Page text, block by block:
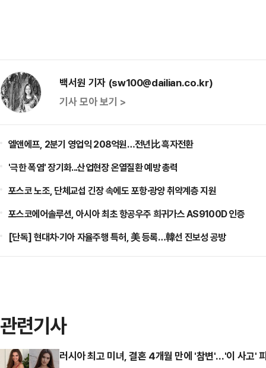
백서원 기자 (sw100@dailian.co.kr)
기사 모아 보기 >
엘앤에프, 2분기 영업익 208억원…전년比 흑자전환
'극한 폭염' 장기화...산업현장 온열질환 예방 총력
포스코 노조, 단체교섭 긴장 속에도 포항·광양 취약계층 지원
포스코에어솔루션, 아시아 최초 항공우주 희귀가스 AS9100D 인증
[단독] 현대차·기아 자율주행 특허, 美 등록…韓선 진보성 공방
관련기사
러시아 최고 미녀, 결혼 4개월 만에 '참변'…'이 사고'